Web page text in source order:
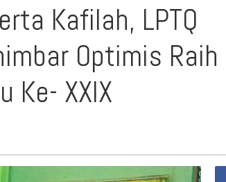
Kafilah, LPTQ
Optimis Raih
Ke- XXIX